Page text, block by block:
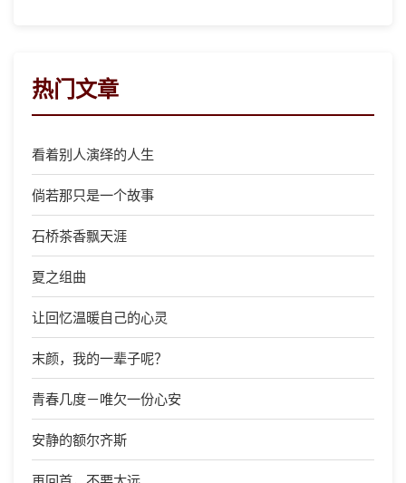
热门文章
看着别人演绎的人生
倘若那只是一个故事
石桥茶香飘天涯
夏之组曲
让回忆温暖自己的心灵
末颜，我的一辈子呢？
青春几度－唯欠一份心安
安静的额尔齐斯